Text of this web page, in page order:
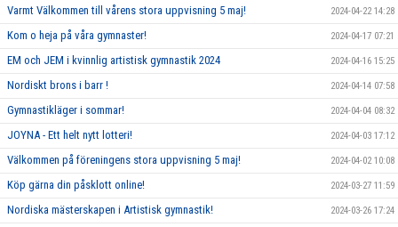
Varmt Välkommen till vårens stora uppvisning 5 maj! 2024-04-22 14:28
Kom o heja på våra gymnaster! 2024-04-17 07:21
EM och JEM i kvinnlig artistisk gymnastik 2024 2024-04-16 15:25
Nordiskt brons i barr ! 2024-04-14 07:58
Gymnastikläger i sommar! 2024-04-04 08:32
JOYNA - Ett helt nytt lotteri! 2024-04-03 17:12
Välkommen på föreningens stora uppvisning 5 maj! 2024-04-02 10:08
Köp gärna din påsklott online! 2024-03-27 11:59
Nordiska mästerskapen i Artistisk gymnastik! 2024-03-26 17:24